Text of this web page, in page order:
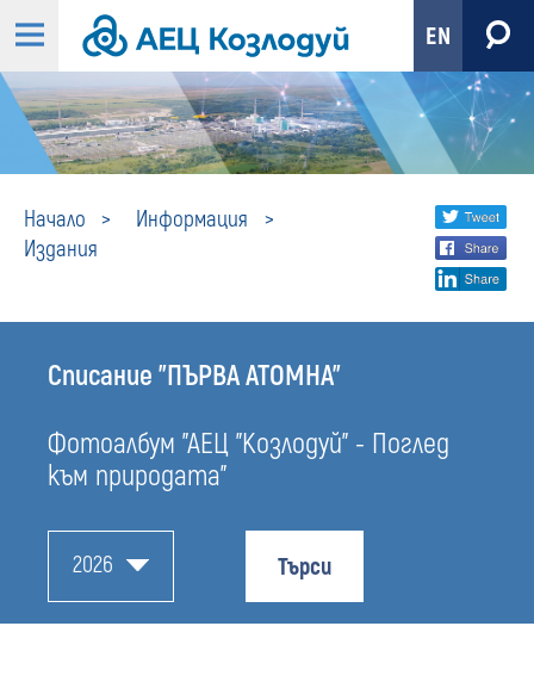
EN
Начало
Информация
Издания
Издания
Share
social
media
Списание "ПЪРВА АТОМНА"
Фотоалбум "АЕЦ "Козлодуй" - Поглед
към природата"
2026 Търси